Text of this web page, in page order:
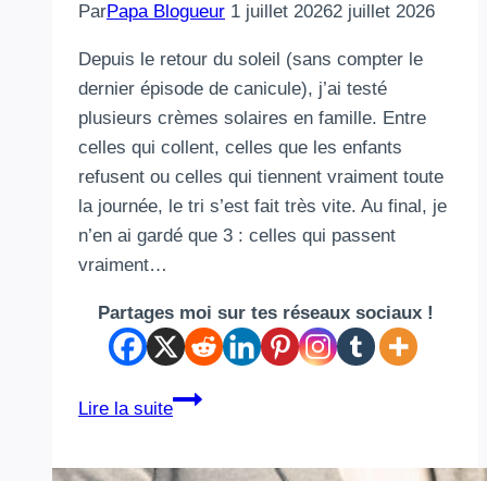
ParPapa Blogueur 1 juillet 20262 juillet 2026
Depuis le retour du soleil (sans compter le
dernier épisode de canicule), j’ai testé
plusieurs crèmes solaires en famille. Entre
celles qui collent, celles que les enfants
refusent ou celles qui tiennent vraiment toute
la journée, le tri s’est fait très vite. Au final, je
n’en ai gardé que 3 : celles qui passent
vraiment…
Partages moi sur tes réseaux sociaux !
Lire la suite
3